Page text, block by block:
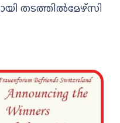
തടത്തിൽമേഴ്‌സി